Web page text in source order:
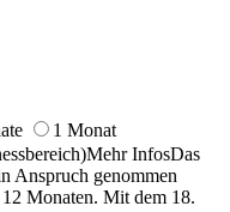
1 Monat
Mehr InfosDas
Anspruch genommen
Monaten. Mit dem 18.